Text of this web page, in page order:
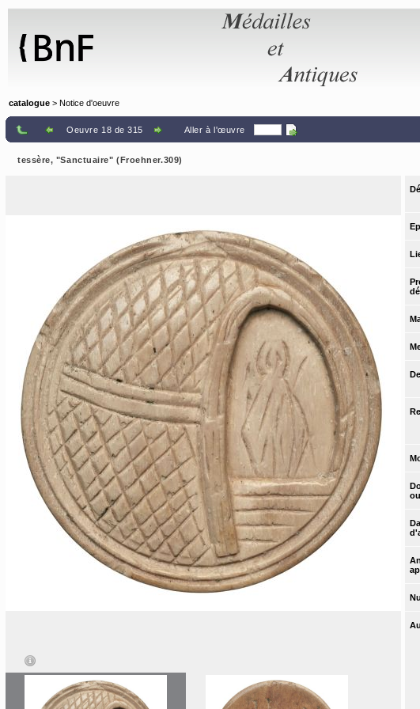
catalogue > Notice d'oeuvre
Oeuvre 18 de 315 Aller à l'œuvre
tessère, "Sanctuaire" (Froehner.309)